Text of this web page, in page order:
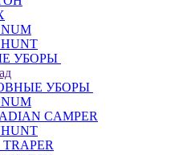
УБОРЫ
УБОРЫ
CAMPER